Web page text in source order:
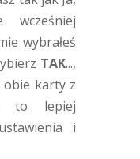
wcześniej
wybrałeś
TAK...,
obie karty z
to lepiej
i